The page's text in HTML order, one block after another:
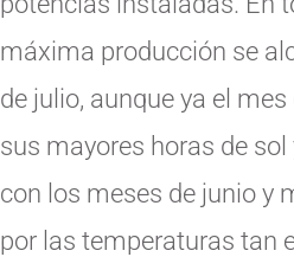
máxima producción se
de julio, aunque ya el
sus mayores horas de
con los meses de junio y
por las temperaturas tan